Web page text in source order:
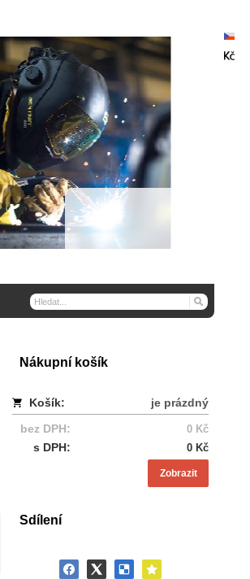
Nákupní košík
Košík:
je prázdný
bez DPH:
0 Kč
s DPH: 0 Kč
Zobrazit
Sdílení